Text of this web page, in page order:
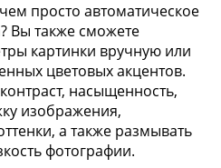
просто автоматическое
Вы также сможете
картинки вручную или
цветовых акцентов.
насыщенность,
изображения,
а также размывать
фотографии.